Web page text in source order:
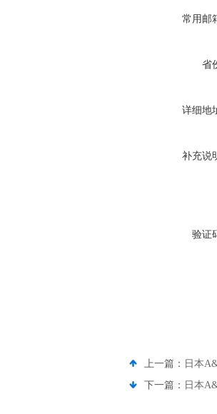
常用邮
省
详细地
补充说
验证
上一篇： 日本
下一篇： 日本